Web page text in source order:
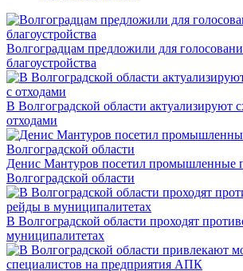
Волгоградцам предложили для
благоустройства
В Волгоградской области актуализируют
отходами
Денис Мантуров посетил промышленные
Волгоградской области
В Волгоградской области проходят
муниципалитетах